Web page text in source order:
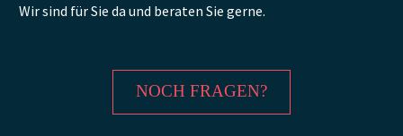
Wir sind für Sie da und beraten Sie gerne.
NOCH FRAGEN?